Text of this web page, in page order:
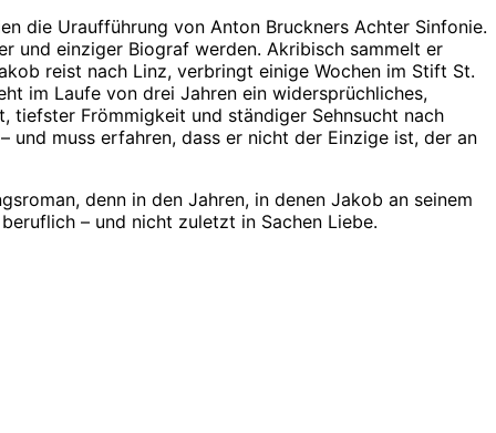
die Uraufführung von Anton Bruckners Achter Sinfonie.
und einziger Biograf werden. Akribisch sammelt er
reist nach Linz, verbringt einige Wochen im Stift St.
im Laufe von drei Jahren ein widersprüchliches,
tiefster Frömmigkeit und ständiger Sehnsucht nach
und muss erfahren, dass er nicht der Einzige ist, der an
denn in den Jahren, in denen Jakob an seinem
– und nicht zuletzt in Sachen Liebe.